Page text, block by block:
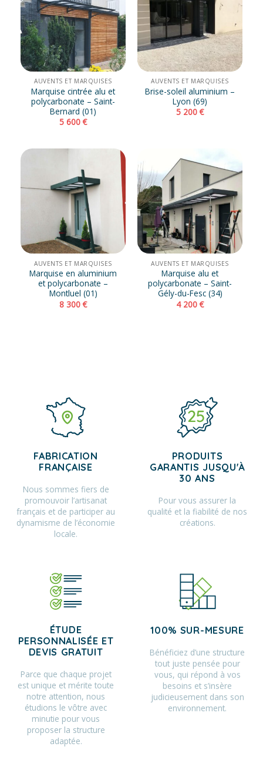
AUVENTS ET MARQUISES
Marquise cintrée alu et
polycarbonate – Saint-
Bernard (01)
5 600€
AUVENTS ET MARQUISES
Brise-soleil aluminium –
Lyon (69)
5 200€
AUVENTS ET MARQUISES
Marquise en aluminium
et polycarbonate –
Montluel (01)
8 300€
AUVENTS ET MARQUISES
Marquise alu et
polycarbonate – Saint-
Gély-du-Fesc (34)
4 200€
FABRICATION
FRANÇAISE
Nous sommes fiers de
promouvoir l’artisanat
français et de participer au
dynamisme de l’économie
locale.
PRODUITS
GARANTIS JUSQU'À
30 ANS
Pour vous assurer la
qualité et la fiabilité de nos
créations.
ÉTUDE
PERSONNALISÉE ET
DEVIS GRATUIT
Parce que chaque projet
est unique et mérite toute
notre attention, nous
étudions le vôtre avec
minutie pour vous
proposer la structure
adaptée.
100% SUR-MESURE
Bénéficiez d’une structure
tout juste pensée pour
vous, qui répond à vos
besoins et s’insère
judicieusement dans son
environnement.